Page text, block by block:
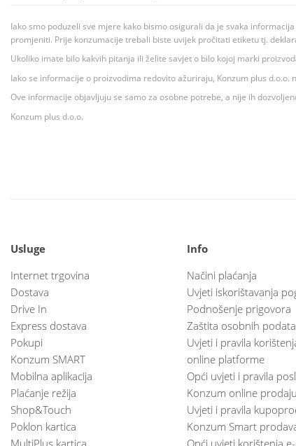
Iako smo poduzeli sve mjere kako bismo osigurali da je svaka
promjeniti. Prije konzumacije trebali biste uvijek pročitati etiketu tj.
Ukoliko imate bilo kakvih pitanja ili želite savjet o bilo kojoj marki
Iako se informacije o proizvodima redovito ažuriraju, Konzum plus
Ove informacije objavljuju se samo za osobne potrebe, a nije ih
Konzum plus d.o.o.
Usluge
Internet trgovina
Dostava
Drive In
Express dostava
Pokupi
Konzum SMART
Mobilna aplikacija
Plaćanje režija
Shop&Touch
Poklon kartica
MultiPlus kartica
Info
Načini plaćanja
Uvjeti iskorištavanja
Podnošenje prigovora
Zaštita osobnih
Uvjeti i pravila
online platforme
Opći uvjeti i pravila
Konzum online prodaju
Uvjeti i pravila
Konzum Smart
Opći uvjeti korištenja